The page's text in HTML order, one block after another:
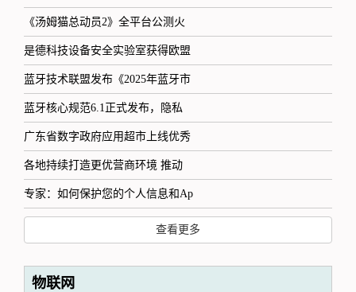
《汤姆猫总动员2》全平台公测火
是德科技设备安全实验室获得欧盟
蓝牙技术联盟发布《2025年蓝牙市
蓝牙核心规范6.1正式发布，隐私
广东省数字政府应用超市上线优秀
各地持续打造更优营商环境 推动
专家：如何保护您的个人信息和Ap
查看更多
物联网